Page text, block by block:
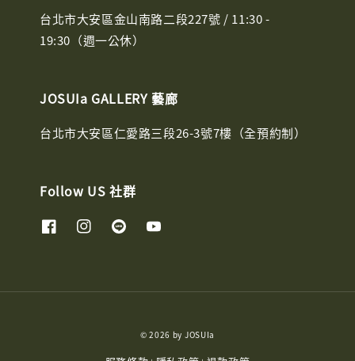
台北市大安區金山南路二段227號 / 11:30 -
19:30（週一公休）
JOSUIa GALLERY 藝廊
台北市大安區仁愛路三段26-3號7樓（全預約制）
Follow US 社群
© 2026 by JOSUIa